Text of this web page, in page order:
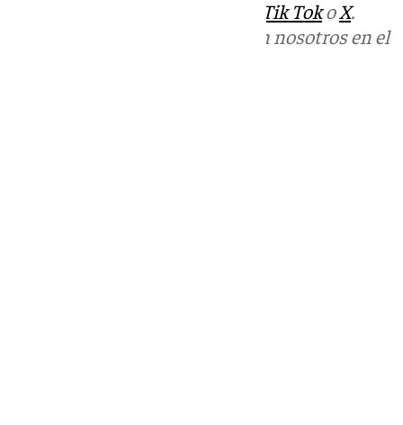
Tik TokoX.
Puedes ponerte en contacto con nosotros en el